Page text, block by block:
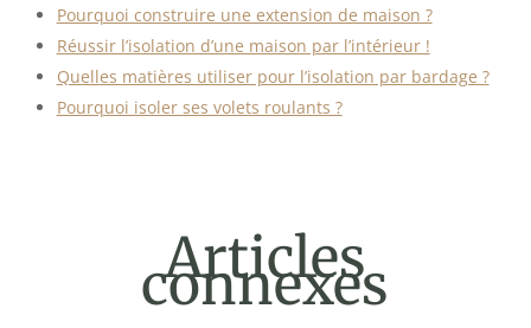
Pourquoi construire une extension de maison ?
Réussir l’isolation d’une maison par l’intérieur !
Quelles matières utiliser pour l’isolation par bardage ?
Pourquoi isoler ses volets roulants ?
Articles
connexes